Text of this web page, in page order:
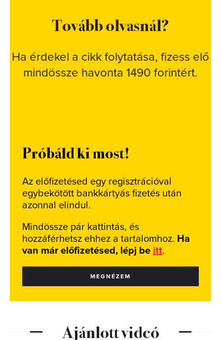
Tovább olvasnál?
Ha érdekel a cikk folytatása, fizess elő
mindössze havonta 1490 forintért.
Próbáld ki most!
Az előfizetésed egy regisztrációval
egybekötött bankkártyás fizetés után
azonnal elindul.
Mindössze pár kattintás, és
hozzáférhetsz ehhez a tartalomhoz. Ha
van már előfizetésed, lépj be itt.
MEGNÉZEM
Ajánlott videó